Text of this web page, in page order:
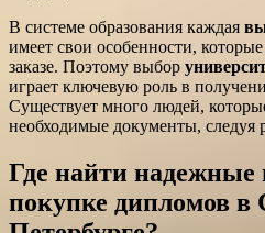
В системе образования каждая
имеет свои особенности,
заказе. Поэтому выбор
играет ключевую роль в
Существует много людей,
необходимые документы, следуя
Где найти надежные
покупке дипломов в